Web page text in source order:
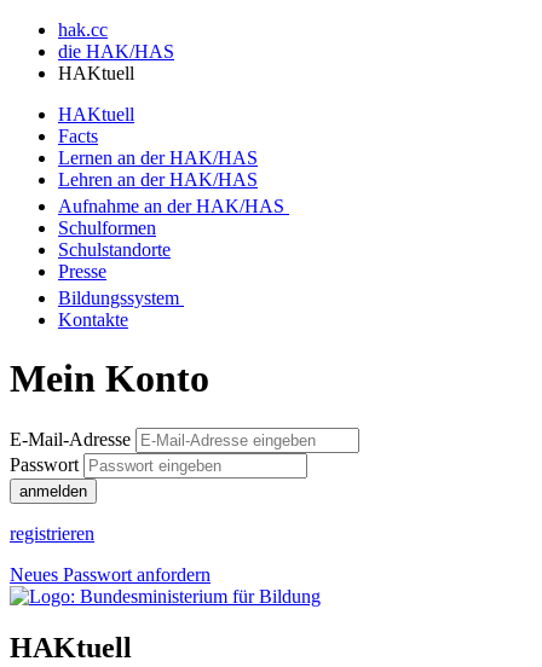
hak.cc
die HAK/HAS
HAKtuell
HAKtuell
Facts
Lernen an der HAK/HAS
Lehren an der HAK/HAS
Aufnahme an der HAK/HAS
Schulformen
Schulstandorte
Presse
Bildungssystem
Kontakte
Mein Konto
E-Mail-Adresse
Passwort
anmelden
registrieren
Neues Passwort anfordern
HAKtuell